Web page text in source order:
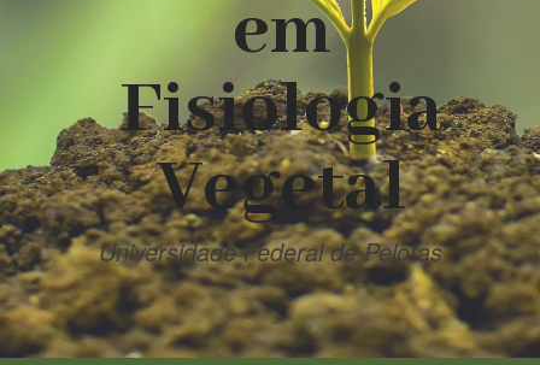
em
Fisiologia
Vegetal
Universidade Federal de Pelotas